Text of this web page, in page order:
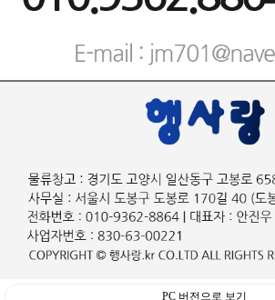
PC 버전으로 보기